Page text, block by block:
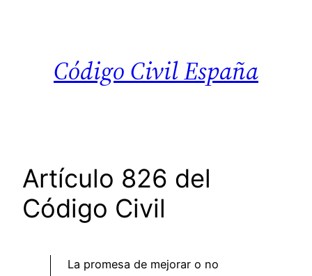
Código Civil España
Artículo 826 del
Código Civil
La promesa de mejorar o no